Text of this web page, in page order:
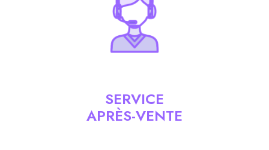
SERVICE
APRÈS-VENTE